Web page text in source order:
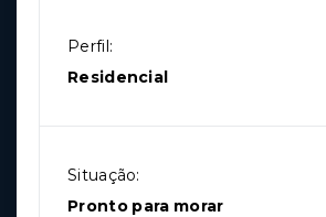
Perfil:
Residencial
Situação:
Pronto para morar